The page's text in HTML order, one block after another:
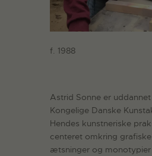
f. 1988
Astrid Sonne er
Kongelige Danske
Hendes kunstneriske
centeret omkring
ætsninger og monotypier